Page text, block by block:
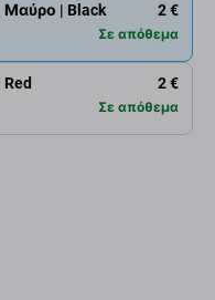
2 €
Σε απόθεμα
Μαύρο | Black 2 €
Σε απόθεμα